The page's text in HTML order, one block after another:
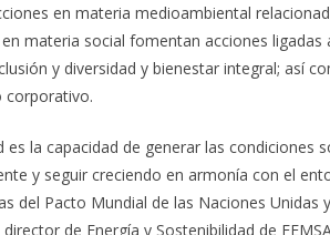
en materia medioambiental
materia social fomentan acciones ligadas
y diversidad y bienestar integral; así
corporativo.
es la capacidad de generar las condiciones
y seguir creciendo en armonía con el
del Pacto Mundial de las Naciones Unidas
de Energía y Sostenibilidad de